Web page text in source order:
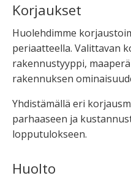
Korjaukset
Huolehdimme
periaatteella. Valittavan
rakennustyyppi,
rakennuksen
Yhdistämällä eri
parhaaseen ja
lopputulokseen.
Huolto